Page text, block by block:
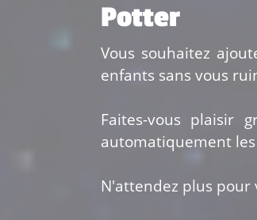
Potter
Vous souhaitez
enfants sans vous
Faites-vous plaisir
automatiquement les
N'attendez plus pour